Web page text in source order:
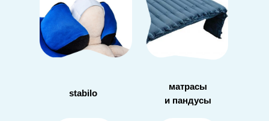
stabilo
матрасы
и пандусы